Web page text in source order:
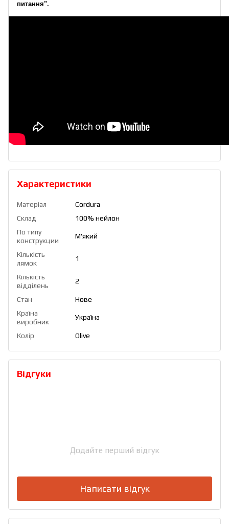
питання".
Характеристики
Матеріал
Cordura
Склад
100% нейлон
По типу
конструкции
М'який
Кількість
лямок
1
Кількість
відділень
2
Стан
Нове
Країна
виробник
Україна
Колір Olive
Відгуки
Додайте перший відгук
Написати відгук